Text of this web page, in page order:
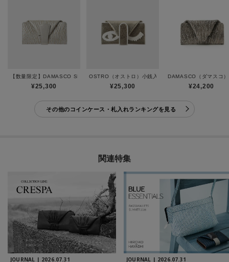
【数量限定】DAMASCO SPECIAL（ダマスコ スペシャル）小銭入れ
¥25,300
OSTRO（オストロ）小銭入れ
¥25,300
DAMASCO（ダマスコ
¥24,200
その他のコインケース・札入れランキングを見る
関連特集
JOURNAL | 2026.07.31 JOURNAL | 2026.07.31